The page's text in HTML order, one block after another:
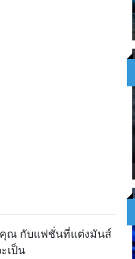
คุณ กับแฟชั่นที่แต่งมันส์
เป็น